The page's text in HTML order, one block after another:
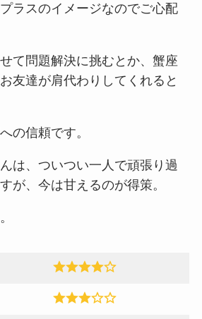
ラスのイメージなのでご心配
て問題解決に挑むとか、蟹座
友達が肩代わりしてくれると
の信頼です。
は、ついつい一人で頑張り過
が、今は甘えるのが得策。